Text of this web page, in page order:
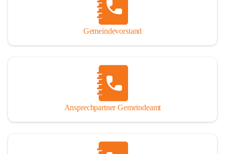
Gemeindevorstand
Ansprechpartner Gemeindeamt